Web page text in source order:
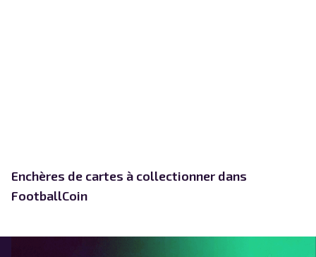
Enchères de cartes à collectionner dans
FootballCoin